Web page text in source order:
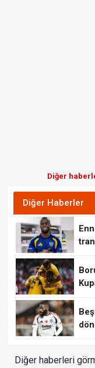
Diğer
Diğer Haberler
Diğer haberleri